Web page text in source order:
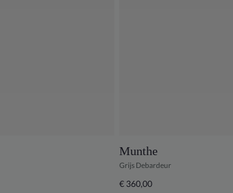
Munthe
Grijs Debardeur
€ 360,00